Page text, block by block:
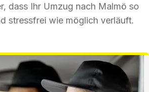
dass Ihr Umzug nach Malmö so
stressfrei wie möglich verläuft.